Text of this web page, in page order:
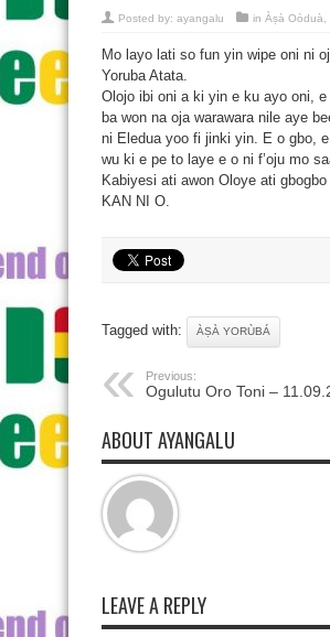
Posted by: ayangalu in Àṣà Oòduà
Mo layo lati so fun yin wipe oni ni
Yoruba Atata.
Olojo ibi oni a ki yin e ku ayo oni,
ba won na oja warawara nile aye
ni Eledua yoo fi jinki yin. E o gbo,
wu ki e pe to laye e o ni f’oju mo
Kabiyesi ati awon Oloye ati
KAN NI O.
Tagged with: ÀṢÀ YORÙBÁ
Previous:
Ogulutu Oro Toni –
ABOUT AYANGALU
LEAVE A REPLY